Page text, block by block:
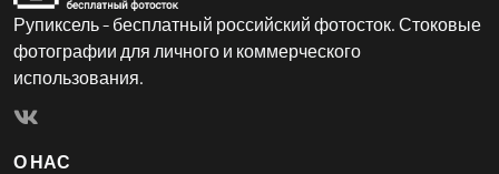
Рупиксель - бесплатный российский фотосток. Стоковые
фотографии для личного и коммерческого
использования.
О НАС